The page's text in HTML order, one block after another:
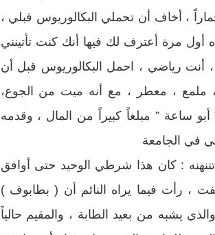
، أخاف أن تحملي البكالوريوس قبلي ،
أول مرة أعترف لك فيها أنك كنت تأتينني
رياضي ، احمل البكالوريوس قبل أن
ملمع ، معطر ، مع أنه ميت من الجوع،
ساعة ” مبلغاً كبيراً من المال ، وقدمه
في الجامعة
: كان هذا شرطي الوحيد حتى أوافق
رأت فيما يراه النائم أن ( بطابوف )
يشبه من بعيد الطابة ، والمقيم حالياً